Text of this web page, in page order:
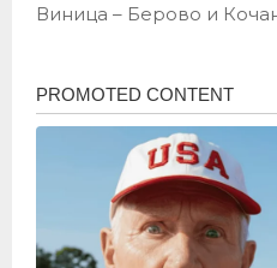
Виница – Берово и